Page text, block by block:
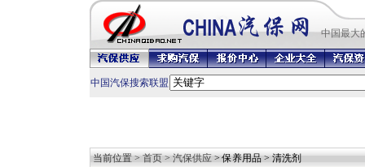
中国最大
中国汽保搜索联盟
当前位置 > 首页 > 汽保供应 > 保养用品 > 清洗剂